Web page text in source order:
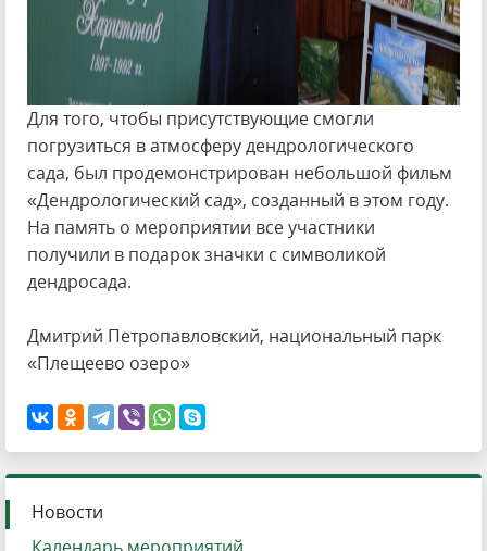
Для того, чтобы присутствующие смогли
погрузиться в атмосферу дендрологического
сада, был продемонстрирован небольшой фильм
«Дендрологический сад», созданный в этом году.
На память о мероприятии все участники
получили в подарок значки с символикой
дендросада.
Дмитрий Петропавловский, национальный парк
«Плещеево озеро»
Новости